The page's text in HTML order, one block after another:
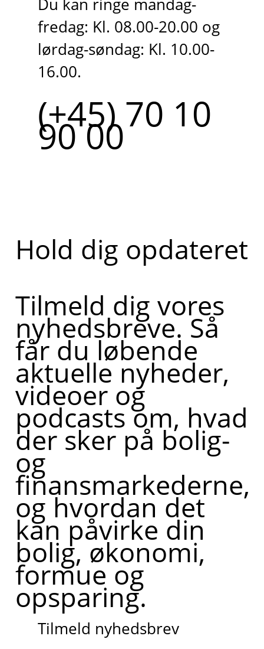
Du kan ringe mandag-
fredag: Kl. 08.00-20.00 og
lørdag-søndag: Kl. 10.00-
16.00.
(+45) 70 10
90 00
Hold dig opdateret
Tilmeld dig vores
nyhedsbreve. Så
får du løbende
aktuelle nyheder,
videoer og
podcasts om, hvad
der sker på bolig-
og
finansmarkederne,
og hvordan det
kan påvirke din
bolig, økonomi,
formue og
opsparing.
Tilmeld nyhedsbrev